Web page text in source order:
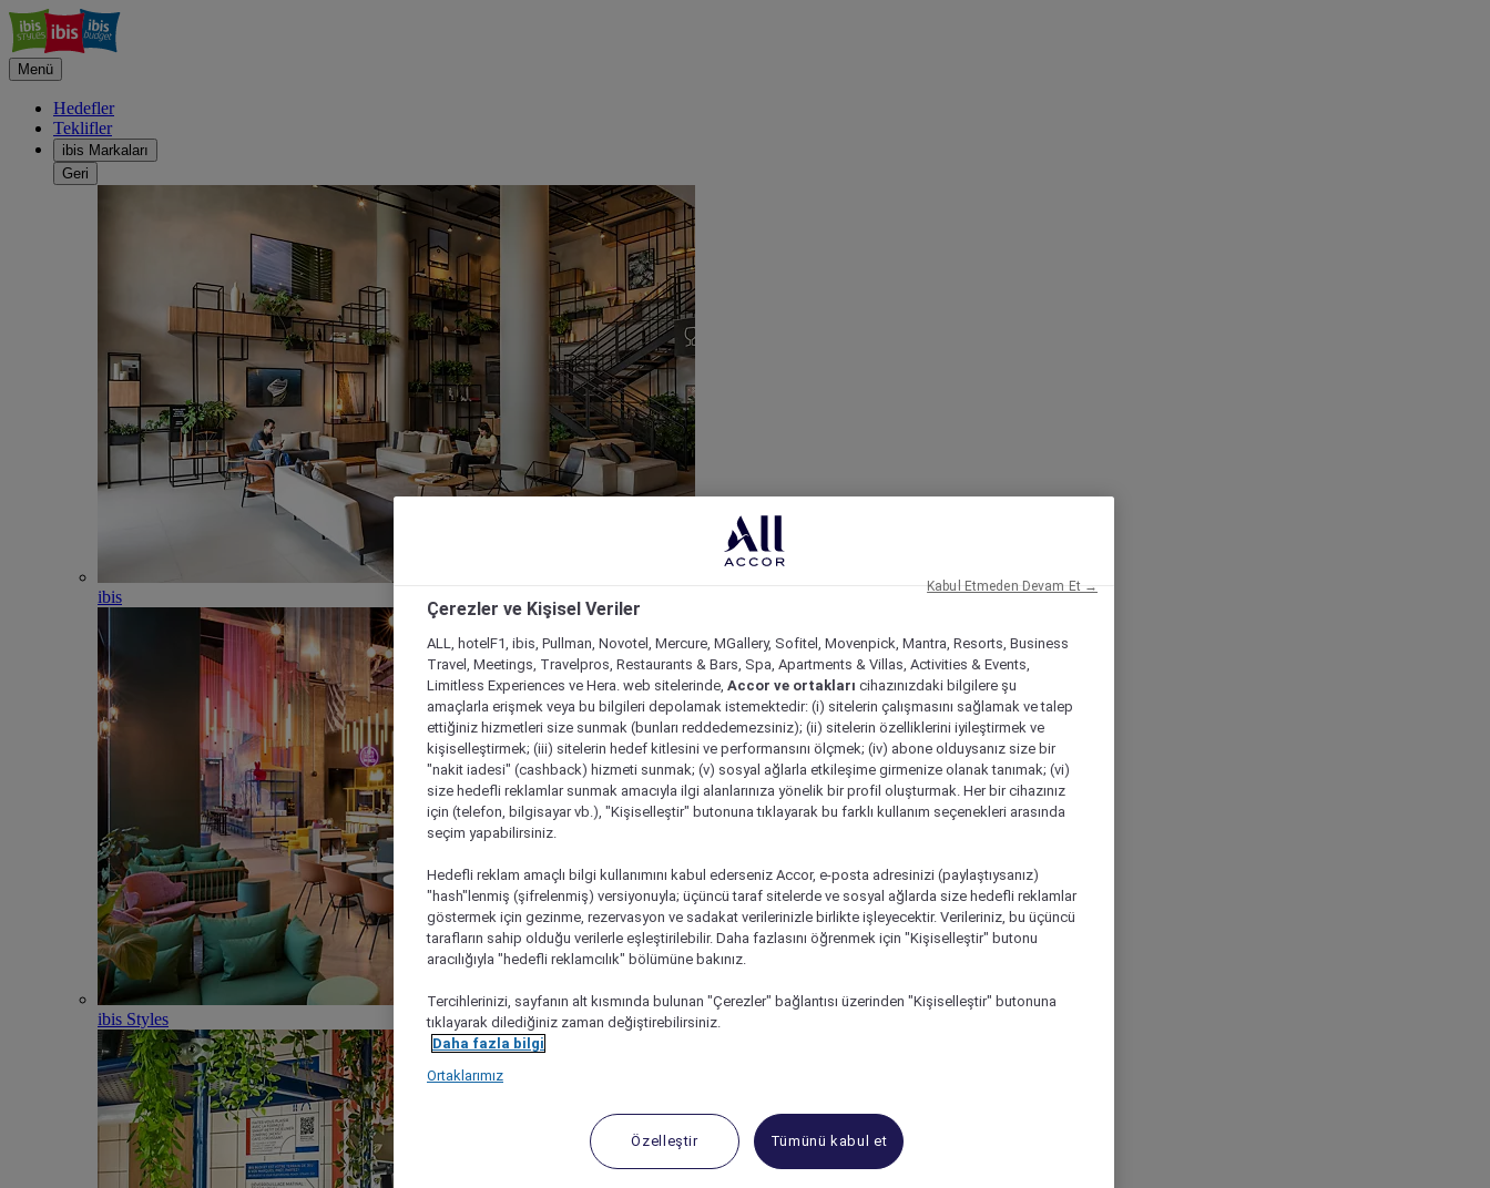
Menü
Hedefler
Teklifler
ibis Markaları
Geri
ibis
ibis Styles
Çerezler ve Kişisel Veriler
ALL, hotelF1, ibis, Pullman, Novotel, Mercure, MGallery, Sofitel, Movenpick, Mantra, Resorts, Business
Travel, Meetings, Travelpros, Restaurants & Bars, Spa, Apartments & Villas, Activities & Events,
Limitless Experiences ve Hera. web sitelerinde, Accor ve ortakları cihazınızdaki bilgilere şu
amaçlarla erişmek veya bu bilgileri depolamak istemektedir: (i) sitelerin çalışmasını sağlamak ve talep
ettiğiniz hizmetleri size sunmak (bunları reddedemezsiniz); (ii) sitelerin özelliklerini iyileştirmek ve
kişiselleştirmek; (iii) sitelerin hedef kitlesini ve performansını ölçmek; (iv) abone olduysanız size bir
"nakit iadesi" (cashback) hizmeti sunmak; (v) sosyal ağlarla etkileşime girmenize olanak tanımak; (vi)
size hedefli reklamlar sunmak amacıyla ilgi alanlarınıza yönelik bir profil oluşturmak. Her bir cihazınız
için (telefon, bilgisayar vb.), "Kişiselleştir" butonuna tıklayarak bu farklı kullanım seçenekleri arasında
seçim yapabilirsiniz.
Hedefli reklam amaçlı bilgi kullanımını kabul ederseniz Accor, e-posta adresinizi (paylaştıysanız)
"hash"lenmiş (şifrelenmiş) versiyonuyla; üçüncü taraf sitelerde ve sosyal ağlarda size hedefli reklamlar
göstermek için gezinme, rezervasyon ve sadakat verilerinizle birlikte işleyecektir. Verileriniz, bu üçüncü
tarafların sahip olduğu verilerle eşleştirilebilir. Daha fazlasını öğrenmek için "Kişiselleştir" butonu
aracılığıyla "hedefli reklamcılık" bölümüne bakınız.
Tercihlerinizi, sayfanın alt kısmında bulunan "Çerezler" bağlantısı üzerinden "Kişiselleştir" butonuna
tıklayarak dilediğiniz zaman değiştirebilirsiniz.
Daha fazla bilgi
Ortaklarımız
Özelleştir Tümünü kabul et
Kabul Etmeden Devam Et →